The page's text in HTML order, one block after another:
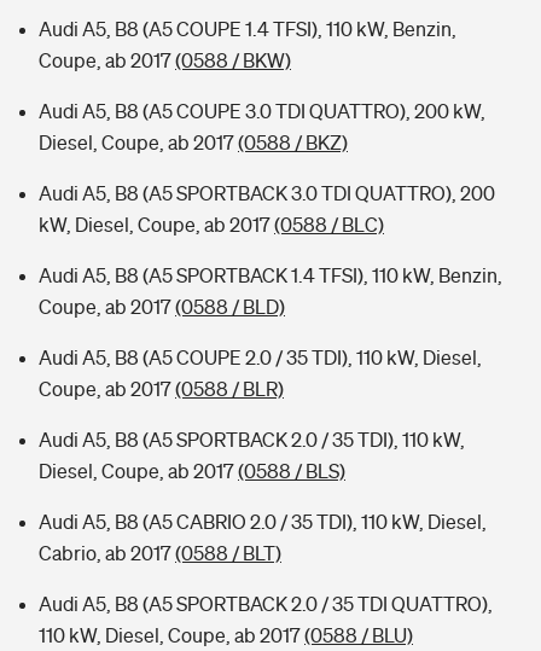
Audi A5, B8 (A5 COUPE 1.4 TFSI), 110 kW, Benzin,
Coupe, ab 2017(0588 / BKW)
Audi A5, B8 (A5 COUPE 3.0 TDI QUATTRO), 200 kW,
Diesel, Coupe, ab 2017(0588 / BKZ)
Audi A5, B8 (A5 SPORTBACK 3.0 TDI QUATTRO), 200
kW, Diesel, Coupe, ab 2017(0588 / BLC)
Audi A5, B8 (A5 SPORTBACK 1.4 TFSI), 110 kW, Benzin,
Coupe, ab 2017(0588 / BLD)
Audi A5, B8 (A5 COUPE 2.0 / 35 TDI), 110 kW, Diesel,
Coupe, ab 2017(0588 / BLR)
Audi A5, B8 (A5 SPORTBACK 2.0 / 35 TDI), 110 kW,
Diesel, Coupe, ab 2017(0588 / BLS)
Audi A5, B8 (A5 CABRIO 2.0 / 35 TDI), 110 kW, Diesel,
Cabrio, ab 2017(0588 / BLT)
Audi A5, B8 (A5 SPORTBACK 2.0 / 35 TDI QUATTRO),
110 kW, Diesel, Coupe, ab 2017(0588 / BLU)